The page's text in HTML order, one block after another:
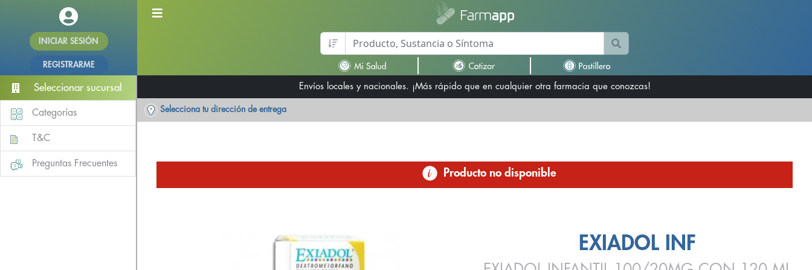
INICIAR SESIÓN
REGISTRARME
Seleccionar sucursal
Categorías
T&C
Preguntas Frecuentes
Envíos locales y nacionales. ¡Más rápido que en cualquier otra farmacia que conozcas!
Selecciona tu dirección de entrega
Producto no disponible
EXIADOL INF